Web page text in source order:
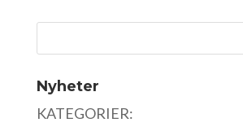
Nyheter
KATEGORIER: